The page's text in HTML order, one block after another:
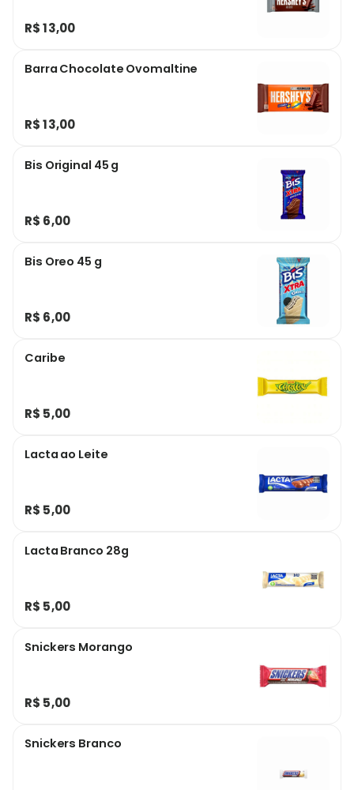
R$ 13,00
Barra Chocolate Ovomaltine
R$ 13,00
Bis Original 45 g
R$ 6,00
Bis Oreo 45 g
R$ 6,00
Caribe
R$ 5,00
Lacta ao Leite
R$ 5,00
Lacta Branco 28g
R$ 5,00
Snickers Morango
R$ 5,00
Snickers Branco